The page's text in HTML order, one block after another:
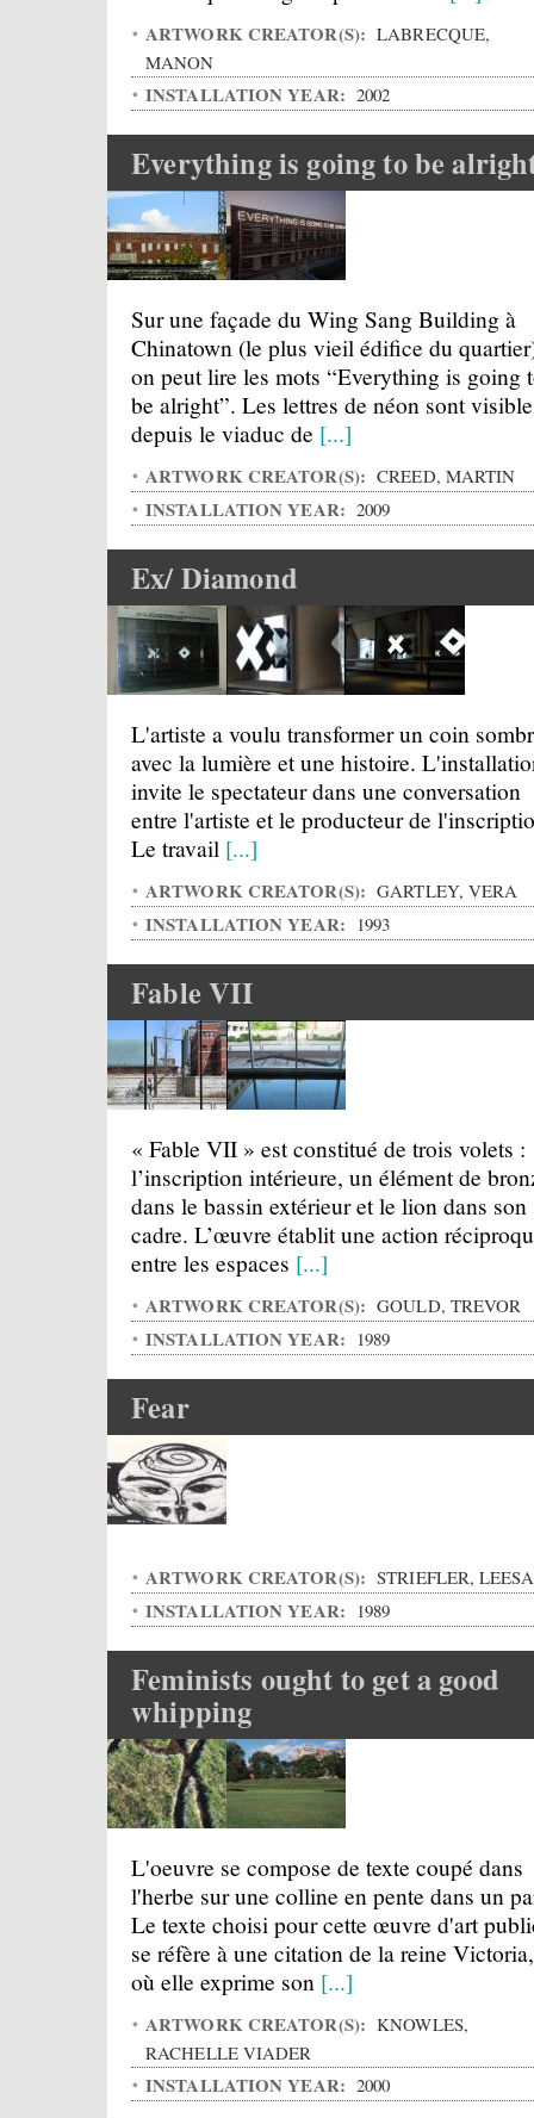
ARTWORK CREATOR(S): LABRECQUE,
MANON
INSTALLATION YEAR: 2002
Everything is going to be
Sur une façade du Wing Sang Building à
Chinatown (le plus vieil édifice du
on peut lire les mots “Everything is going
be alright”. Les lettres de néon sont
depuis le viaduc de [...]
ARTWORK CREATOR(S): CREED, MARTIN
INSTALLATION YEAR: 2009
Ex/ Diamond
L'artiste a voulu transformer un coin
avec la lumière et une histoire.
invite le spectateur dans une conversation
entre l'artiste et le producteur de
Le travail [...]
ARTWORK CREATOR(S): GARTLEY, VERA
INSTALLATION YEAR: 1993
Fable VII
« Fable VII » est constitué de trois volets :
l’inscription intérieure, un élément de
dans le bassin extérieur et le lion dans son
cadre. L’œuvre établit une action
entre les espaces [...]
ARTWORK CREATOR(S): GOULD, TREVOR
INSTALLATION YEAR: 1989
Fear
ARTWORK CREATOR(S): STRIEFLER, LEESA
INSTALLATION YEAR: 1989
Feminists ought to get a good
whipping
L'oeuvre se compose de texte coupé dans
l'herbe sur une colline en pente dans un
Le texte choisi pour cette œuvre d'art
se réfère à une citation de la reine Victoria,
où elle exprime son [...]
ARTWORK CREATOR(S): KNOWLES,
RACHELLE VIADER
INSTALLATION YEAR: 2000